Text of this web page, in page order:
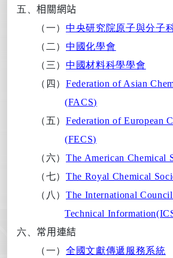
五、相關網站
（一）中央研究 院原子與分子
（二）中 國化學會
（三）中 國材料科學學會
（四）Federation of Asian
(FACS)
（五）Federation of European
(FECS)
（六）The American Chemical
（七）The Royal Chemical
（八）The International
Technical
六、 常用連結
（一）全國文獻傳遞服務系統